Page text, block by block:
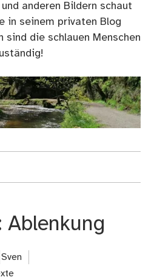
anderen Bildern schaut
in seinem privaten Blog
sind die schlauen Menschen
Ablenkung
Sven